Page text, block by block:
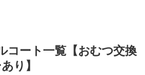
コート一覧【おむつ交換
り】